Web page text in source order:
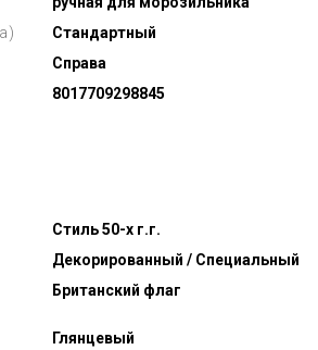
Стандартный
Справа
8017709298845
Стиль 50-х г.г.
Декорированный / Специальный
Британский флаг
Глянцевый